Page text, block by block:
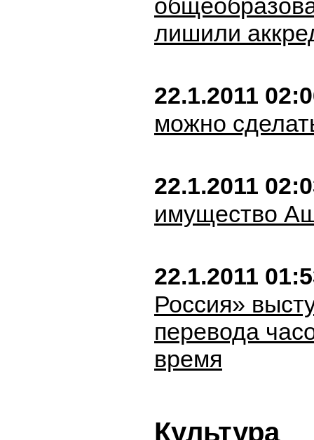
лишили
22.1.2011
можно
22.1.2011
имущество
22.1.2011
Россия»
перевода
время
Культура